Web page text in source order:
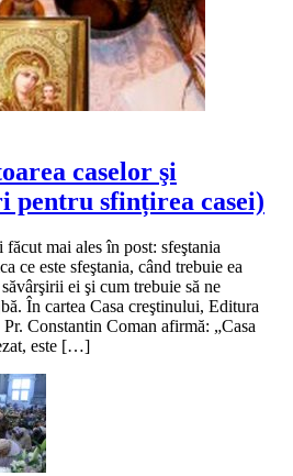
caselor şi
pentru sfințirea casei)
mai ales în post: sfeştania
ce este sfeştania, când trebuie ea
ei şi cum trebuie să ne
În cartea Casa creştinului, Editura
Constantin Coman afirmă: „Casa
este […]